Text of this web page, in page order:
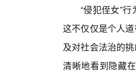
“侵犯侄女”
这不仅仅是个人
及对社会法治的
清晰地看到隐藏